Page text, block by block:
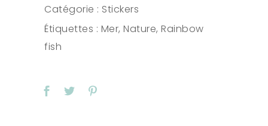
Catégorie : Stickers
Étiquettes : Mer,Nature,Rainbow
fish